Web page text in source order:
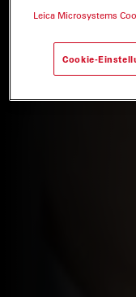
Leica Microsystems
Cookie-